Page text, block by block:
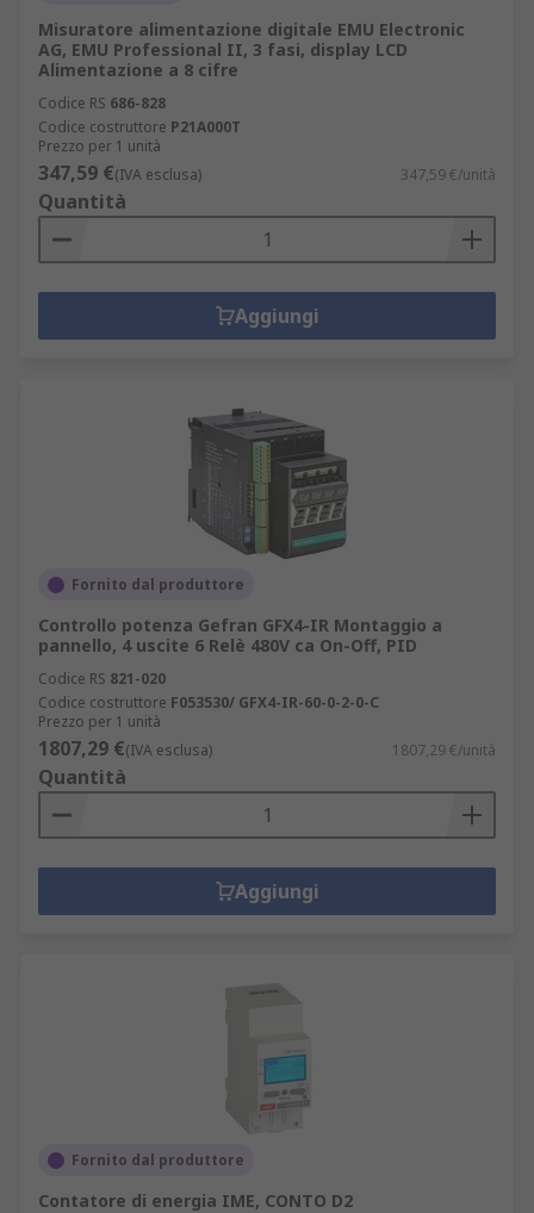
Misuratore alimentazione digitale EMU Electronic
AG, EMU Professional II, 3 fasi, display LCD
Alimentazione a 8 cifre
Codice RS 686-828
Codice costruttore P21A000T
Prezzo per 1 unità
347,59 €(IVA esclusa) 347,59 €/unità
Quantità
Aggiungi
Fornito dal produttore
Controllo potenza Gefran GFX4-IR Montaggio a
pannello, 4 uscite 6 Relè 480V ca On-Off, PID
Codice RS 821-020
Codice costruttore F053530/ GFX4-IR-60-0-2-0-C
Prezzo per 1 unità
1807,29 €(IVA esclusa) 1807,29 €/unità
Quantità
Aggiungi
Fornito dal produttore
Contatore di energia IME, CONTO D2